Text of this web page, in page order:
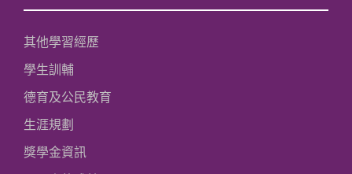
其他學習經歷
學生訓輔
德育及公民教育
生涯規劃
獎學金資訊